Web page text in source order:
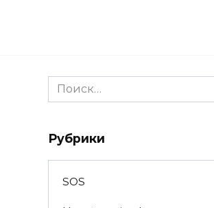
Search
for:
Рубрики
SOS